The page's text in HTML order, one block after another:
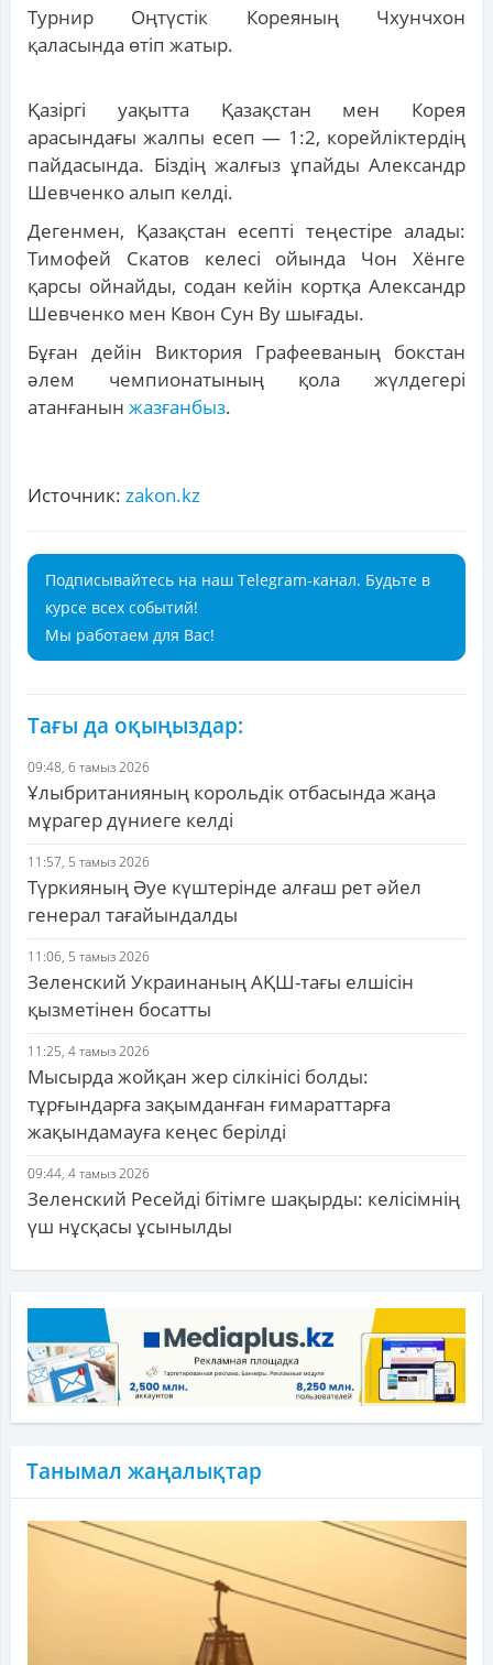
Турнир Оңтүстік Кореяның Чхунчхон
қаласында өтіп жатыр.
Қазіргі уақытта Қазақстан мен Корея
арасындағы жалпы есеп — 1:2, корейліктердің
пайдасында. Біздің жалғыз ұпайды Александр
Шевченко алып келді.
Дегенмен, Қазақстан есепті теңестіре алады:
Тимофей Скатов келесі ойында Чон Хёнге
қарсы ойнайды, содан кейін кортқа Александр
Шевченко мен Квон Сун Ву шығады.
Бұған дейін Виктория Графееваның бокстан
әлем чемпионатының қола жүлдегері
атанғанын жазғанбыз.
Источник: zakon.kz
Подписывайтесь на наш Telegram-канал. Будьте в
курсе всех событий!
Мы работаем для Вас!
Тағы да оқыңыздар:
09:48, 6 тамыз 2026
Ұлыбританияның корольдік отбасында жаңа
мұрагер дүниеге келді
11:57, 5 тамыз 2026
Түркияның Әуе күштерінде алғаш рет әйел
генерал тағайындалды
11:06, 5 тамыз 2026
Зеленский Украинаның АҚШ-тағы елшісін
қызметінен босатты
11:25, 4 тамыз 2026
Мысырда жойқан жер сілкінісі болды:
тұрғындарға зақымданған ғимараттарға
жақындамауға кеңес берілді
09:44, 4 тамыз 2026
Зеленский Ресейді бітімге шақырды: келісімнің
үш нұсқасы ұсынылды
Танымал жаңалықтар